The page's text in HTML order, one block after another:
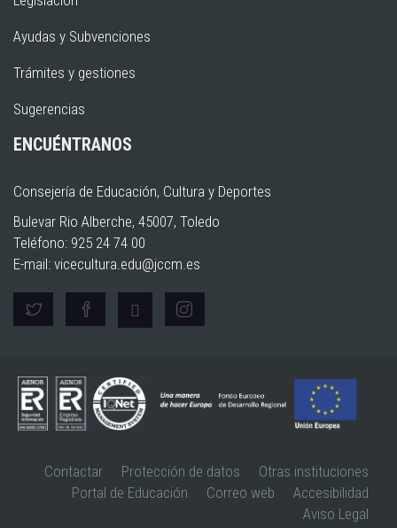
Ayudas y Subvenciones
Trámites y gestiones
Sugerencias
ENCUÉNTRANOS
Consejería de Educación, Cultura y Deportes
Bulevar Rio Alberche, 45007, Toledo
Teléfono: 925 24 74 00
E-mail: vicecultura.edu@jccm.es
Contactar Protección de datos
Otras instituciones
Portal de Educación
Correo web
Accesibilidad
Aviso Legal